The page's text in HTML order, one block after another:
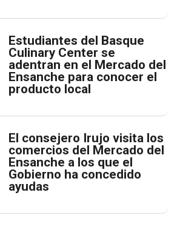
Estudiantes del Basque
Culinary Center se
adentran en el Mercado del
Ensanche para conocer el
producto local
El consejero Irujo visita los
comercios del Mercado del
Ensanche a los que el
Gobierno ha concedido
ayudas